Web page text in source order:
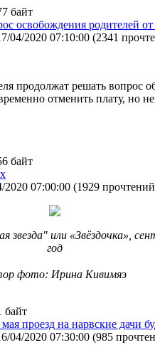
байт
освобождения родителей от
04/2020 07:10:00 (2341
продолжат решать вопрос
отменить плату, но
байт
2020 07:00:00 (1929 прочтений
звезда" или «Звёздочка»,
год
фото: Ирина Кивимяэ
байт
проезд на нарвские дачи
04/2020 07:30:00 (985